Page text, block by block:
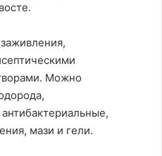
Можно
мази и гели.